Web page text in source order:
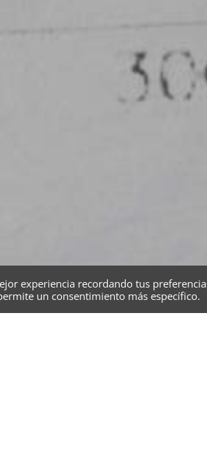
experiencia recordando tus
un consentimiento más específico.